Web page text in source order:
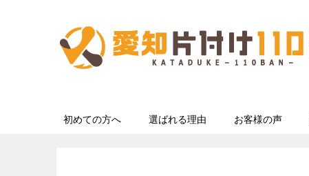
初めての方へ 選ばれる理由 お客様の声